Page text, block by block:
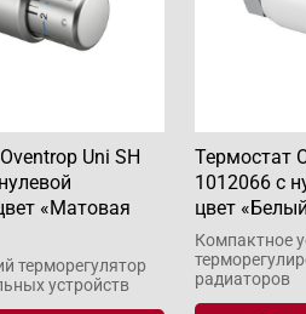
Uni SH
«Матовая
терморегулятор
устройств
Термостат
1012066 с
цвет
Компактное
радиаторов